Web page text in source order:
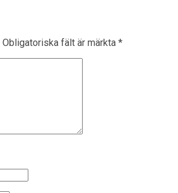
Obligatoriska fält är märkta *